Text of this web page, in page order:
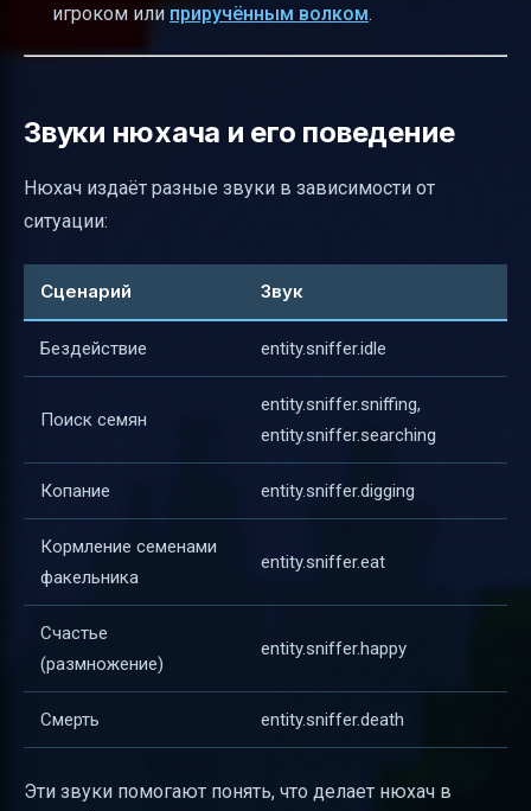
игроком или приручённым волком.
Звуки нюхача и его поведение
Нюхач издаёт разные звуки в зависимости от
ситуации:
Сценарий Звук
Бездействие entity.sniffer.idle
Поиск семян
entity.sniffer.sniffing,
entity.sniffer.searching
Копание entity.sniffer.digging
Кормление семенами
факельника
entity.sniffer.eat
Счастье
(размножение)
entity.sniffer.happy
Смерть entity.sniffer.death
Эти звуки помогают понять, что делает нюхач в